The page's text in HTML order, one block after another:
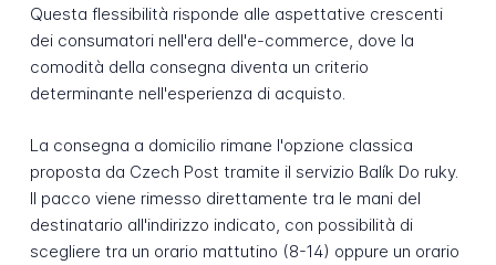
Questa flessibilità risponde alle aspettative crescenti
dei consumatori nell'era dell'e-commerce, dove la
comodità della consegna diventa un criterio
determinante nell'esperienza di acquisto.
La consegna a domicilio rimane l'opzione classica
proposta da Czech Post tramite il servizio Balík Do ruky.
Il pacco viene rimesso direttamente tra le mani del
destinatario all'indirizzo indicato, con possibilità di
scegliere tra un orario mattutino (8-14) oppure un orario